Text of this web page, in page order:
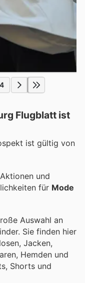
4
Flugblatt ist
ist gültig von
und
für Mode
Auswahl an
Sie finden hier
Jacken,
Hemden und
Shorts und